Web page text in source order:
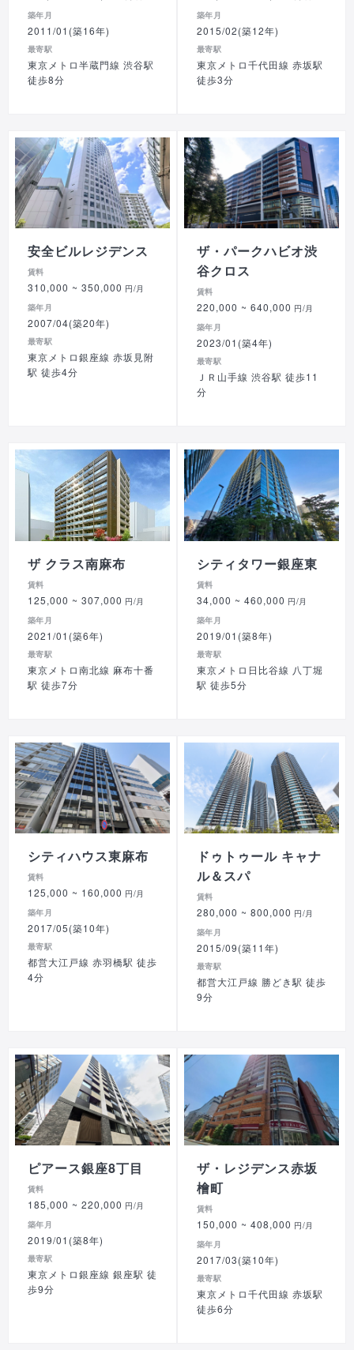
築年月
2011/01(築16年)
最寄駅
東京メトロ半蔵門線 渋谷駅
徒歩8分
築年月
2015/02(築12年)
最寄駅
東京メトロ千代田線 赤坂駅
徒歩3分
安全ビルレジデンス
賃料
310,000 ~ 350,000 円/月
築年月
2007/04(築20年)
最寄駅
東京メトロ銀座線 赤坂見附
駅 徒歩4分
ザ・パークハビオ渋
谷クロス
賃料
220,000 ~ 640,000 円/月
築年月
2023/01(築4年)
最寄駅
ＪＲ山手線 渋谷駅 徒歩11
分
ザ クラス南麻布
賃料
125,000 ~ 307,000 円/月
築年月
2021/01(築6年)
最寄駅
東京メトロ南北線 麻布十番
駅 徒歩7分
シティタワー銀座東
賃料
34,000 ~ 460,000 円/月
築年月
2019/01(築8年)
最寄駅
東京メトロ日比谷線 八丁堀
駅 徒歩5分
シティハウス東麻布
賃料
125,000 ~ 160,000 円/月
築年月
2017/05(築10年)
最寄駅
都営大江戸線 赤羽橋駅 徒歩
4分
ドゥトゥール キャナ
ル＆スパ
賃料
280,000 ~ 800,000 円/月
築年月
2015/09(築11年)
最寄駅
都営大江戸線 勝どき駅 徒歩
9分
ピアース銀座8丁目
賃料
185,000 ~ 220,000 円/月
築年月
2019/01(築8年)
最寄駅
東京メトロ銀座線 銀座駅 徒
歩9分
ザ・レジデンス赤坂
檜町
賃料
150,000 ~ 408,000 円/月
築年月
2017/03(築10年)
最寄駅
東京メトロ千代田線 赤坂駅
徒歩6分